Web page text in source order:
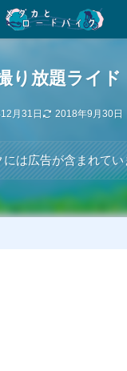
り放題ライド
月31日 2018年9月30日
には広告が含まれて